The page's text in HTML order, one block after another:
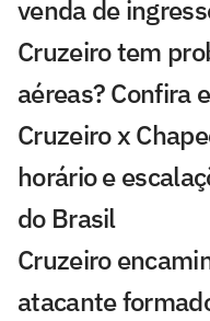
venda de
Cruzeiro tem
aéreas? Confira
Cruzeiro x
horário e
do Brasil
Cruzeiro
atacante